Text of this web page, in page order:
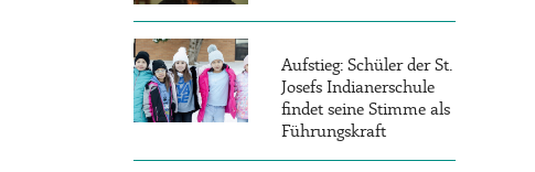
Aufstieg: Schüler der St.
Josefs Indianerschule
findet seine Stimme als
Führungskraft